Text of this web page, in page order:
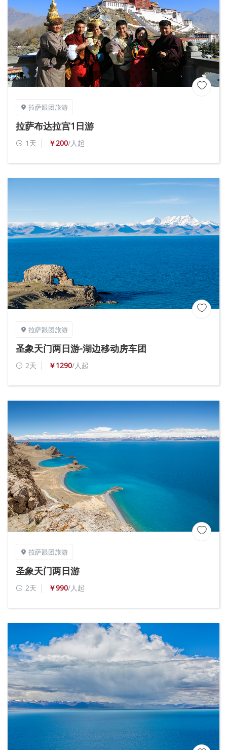

 拉萨跟团旅游
拉萨布达拉宫1日游
 1天 ￥200/人起

 拉萨跟团旅游
圣象天门两日游-湖边移动房车团
 2天 ￥1290/人起

 拉萨跟团旅游
圣象天门两日游
 2天 ￥990/人起